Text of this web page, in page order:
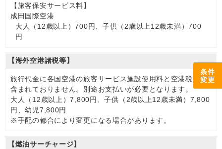
条件
変更
【旅客保安サービス料】
成田国際空港
大人（12歳以上）700円、子供（2歳以上12歳未満）700
円
【海外空港諸税等】
旅行代金に各国空港の旅客サービス施設使用料と空港税等は
含まれておりません。別途お支払いが必要となります。
大人（12歳以上）7,800円、子供（2歳以上12歳未満）7,800
円、幼児7,800円
※手配の都合により変更になる場合があります。
【燃油サーチャージ】